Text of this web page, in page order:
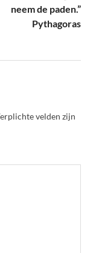
neem de paden.”
Pythagoras
velden zijn